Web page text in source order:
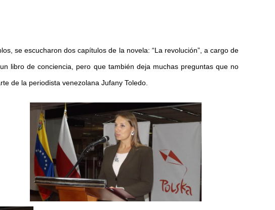
se escucharon dos capítulos de la novela: “La revolución”, a cargo de
libro de conciencia, pero que también deja muchas preguntas que no
de la periodista venezolana Jufany Toledo.